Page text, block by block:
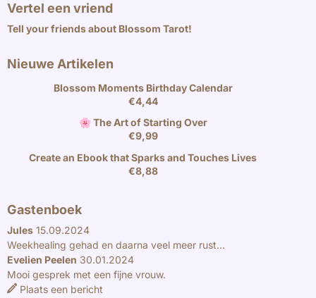
Vertel een vriend
Tell your friends about Blossom Tarot!
Nieuwe Artikelen
Blossom Moments Birthday Calendar
€4,44
🌸 The Art of Starting Over
€9,99
Create an Ebook that Sparks and Touches Lives
€8,88
Gastenboek
Jules 15.09.2024
Weekhealing gehad en daarna veel meer rust...
Evelien Peelen 30.01.2024
Mooi gesprek met een fijne vrouw.
Plaats een bericht